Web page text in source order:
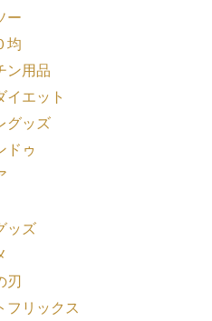
ー
均
ン用品
イエット
グッズ
ドゥ
ッズ
刃
フリックス